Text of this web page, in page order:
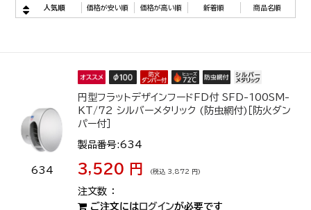
人気順 価格が安い順 価格が高い順 新着順 商品名順
634
円型フラットデザインフードFD付 SFD-100SM-
KT/72 シルバーメタリック (防虫網付)［防火ダン
パー付］
製品番号:634
3,520 円 (税込 3,872 円)
ご注文にはログインが必要です